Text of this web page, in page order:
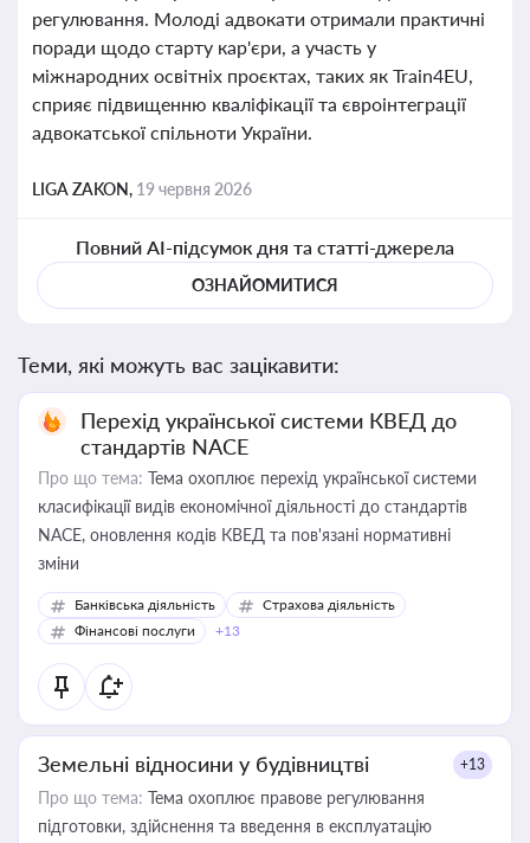
регулювання. Молоді адвокати отримали практичні
поради щодо старту кар'єри, а участь у
міжнародних освітніх проєктах, таких як Train4EU,
сприяє підвищенню кваліфікації та євроінтеграції
адвокатської спільноти України.
LIGA ZAKON, 19 червня 2026
Повний AI-підсумок дня та статті-джерела
ОЗНАЙОМИТИСЯ
Теми, які можуть вас зацікавити:
Перехід української системи КВЕД до
стандартів NACE
Про що тема: Тема охоплює перехід української системи
класифікації видів економічної діяльності до стандартів
NACE, оновлення кодів КВЕД та пов'язані нормативні
зміни
Банківська діяльність
Страхова діяльність
Фінансові послуги
+13
Земельні відносини у будівництві +13
Про що тема: Тема охоплює правове регулювання
підготовки, здійснення та введення в експлуатацію